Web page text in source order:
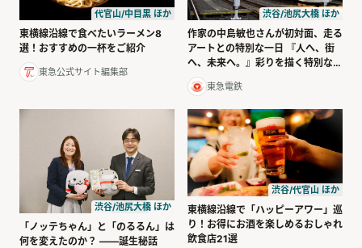
代官山/中目黒 ほか
東横線沿線で食べたいラーメン8
選！おすすめの一杯をご紹介
東急公式サイト編集部
渋谷/池尻大橋 ほか
作家の中島敏也さんが初対面、走る
アートとの特別な一日 『人へ、街
へ、未来へ。』彩りを描く特別な電
車
東急電鉄
渋谷/池尻大橋 ほか
「ノッテちゃん」と「のるるん」は
何を変えたのか？ ――誕生秘話
渋谷/代官山 ほか
東横線沿線で「ハッピーアワー」巡
り！お得にお酒を楽しめるおしゃれ
飲食店21選